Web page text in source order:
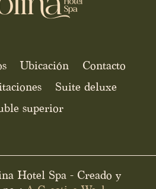
Ubicación
Contacto
Suite deluxe
superior
Hotel Spa - Creado y